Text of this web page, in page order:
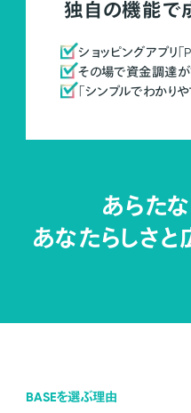
独自の機能で
ショッピングアプリ
その場で資金調達が
「シンプルでわかり
あらた
あなたらしさと
BASEを選ぶ理由